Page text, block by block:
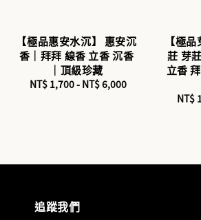
【極品惠安水沉】 惠安沉
香｜拜拜 線香 立香 沉香
｜頂級珍藏
Regular
NT$ 1,700- NT$ 6,000
【極
莊 芽
立香
NT$
追蹤我們